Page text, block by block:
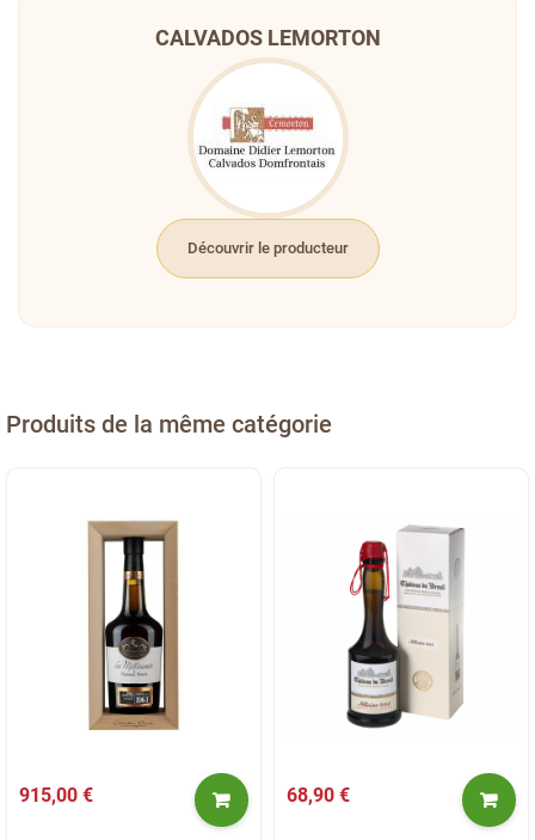
CALVADOS LEMORTON
Découvrir le producteur
Produits de la même catégorie
915,00 € 68,90 €